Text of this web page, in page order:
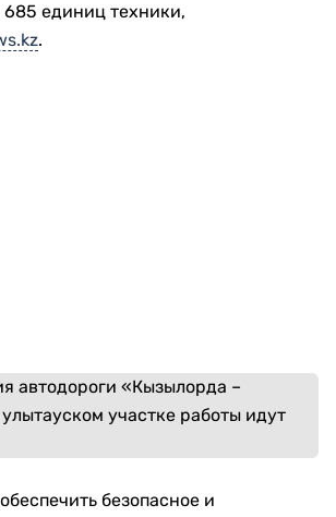
685 единиц техники,
.
безопасное и